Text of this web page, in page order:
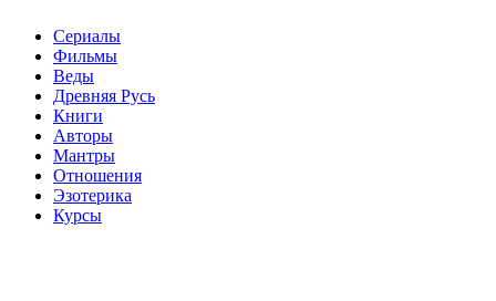
Сериалы
Фильмы
Веды
Древняя Русь
Книги
Авторы
Мантры
Отношения
Эзотерика
Курсы